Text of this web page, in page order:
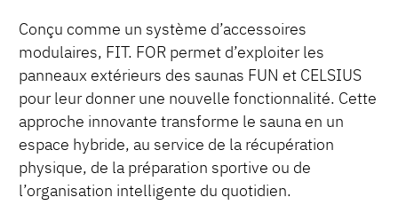
Conçu comme un système d’accessoires
modulaires, FIT. FOR permet d’exploiter les
panneaux extérieurs des saunas FUN et CELSIUS
pour leur donner une nouvelle fonctionnalité. Cette
approche innovante transforme le sauna en un
espace hybride, au service de la récupération
physique, de la préparation sportive ou de
l’organisation intelligente du quotidien.